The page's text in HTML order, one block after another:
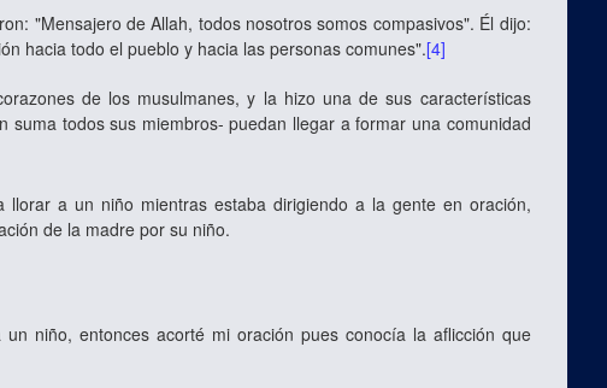
"Mensajero de Allah, todos nosotros somos compasivos". Él dijo:
hacia todo el pueblo y hacia las personas comunes".[4]
de los musulmanes, y la hizo una de sus características
todos sus miembros- puedan llegar a formar una comunidad
a un niño mientras estaba dirigiendo a la gente en oración,
de la madre por su niño.
niño, entonces acorté mi oración pues conocía la aflicción que